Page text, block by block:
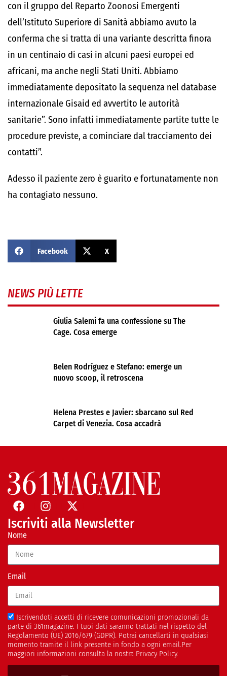
con il gruppo del Reparto Zoonosi Emergenti
dell’Istituto Superiore di Sanità abbiamo avuto la
conferma che si tratta di una variante descritta finora
in un centinaio di casi in alcuni paesi europei ed
africani, ma anche negli Stati Uniti. Abbiamo
immediatamente depositato la sequenza nel database
internazionale Gisaid ed avvertito le autorità
sanitarie”. Sono infatti immediatamente partite tutte le
procedure previste, a cominciare dal tracciamento dei
contatti”.
Adesso il paziente zero è guarito e fortunatamente non
ha contagiato nessuno.
Facebook X
NEWS PIÙ LETTE
Giulia Salemi fa una confessione su The
Cage. Cosa emerge
Belen Rodríguez e Stefano: emerge un
nuovo scoop, il retroscena
Helena Prestes e Javier: sbarcano sul Red
Carpet di Venezia. Cosa accadrà
Iscriviti alla Newsletter
Nome
Email
Iscrivendoti accetti di ricevere comunicazioni promozionali da
parte di 361magazine. I tuoi dati saranno trattati nel rispetto del
Regolamento (UE) 2016/679 (GDPR). Potrai cancellarti in qualsiasi
momento tramite il link presente in fondo a ogni email.Per
maggiori informazioni consulta la nostra Privacy Policy.